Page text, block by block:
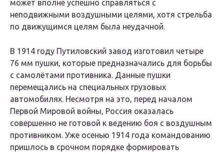
может вполне успешно справляться с
неподвижными воздушными целями, хотя стрельба
по движущимся целям была неудачной.
В 1914 году Путиловский завод изготовил четыре
76 мм пушки, которые предназначались для борьбы
с самолётами противника. Данные пушки
перемещались на специальных грузовых
автомобилях. Несмотря на это, перед началом
Первой Мировой войны, Россия оказалась
совершенно не готовой к ведению боя с воздушным
противником. Уже осенью 1914 года командованию
пришлось в срочном порядке формировать